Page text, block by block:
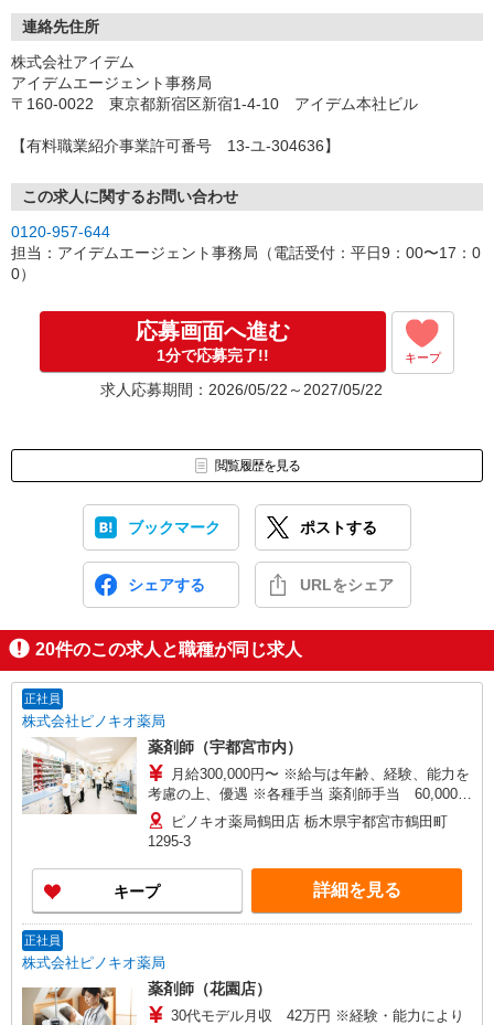
連絡先住所
株式会社アイデム
アイデムエージェント事務局
〒160-0022 東京都新宿区新宿1-4-10 アイデム本社ビル
【有料職業紹介事業許可番号 13-ユ-304636】
この求人に関するお問い合わせ
0120-957-644
担当：アイデムエージェント事務局（電話受付：平日9：00〜17：0
0）
応募画面へ進む
1分で応募完了!! キープ
求人応募期間：2026/05/22～2027/05/22
閲覧履歴を見る
ブックマーク ポストする
シェアする URLをシェア
20件のこの求人と職種が同じ求人
正社員
株式会社ピノキオ薬局
薬剤師（宇都宮市内）
月給300,000円〜 ※給与は年齢、経験、能力を
考慮の上、優遇 ※各種手当 薬剤師手当 60,000
円/月 認定薬剤師手当 5,000円/月 漢方薬・生薬
認定薬剤師 取得時6万円 更新2万5千円 小児薬
実務実習指導薬剤師手当 2,000円/月 調剤報酬請
求士手当 2,000円/月 携帯当番手当 10,000円/週
在宅担当手当 10,000円/月 単身独身者住宅手当
ピノキオ薬局鶴田店 栃木県宇都宮市鶴田町
1295-3
キープ 詳細を見る
正社員
株式会社ピノキオ薬局
薬剤師（花園店）
30代モデル月収 42万円 ※経験・能力により